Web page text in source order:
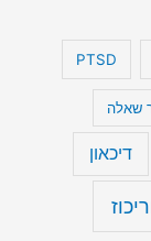
PTSD
שאלה
דיכאון